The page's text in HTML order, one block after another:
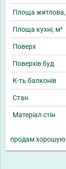
Площа житлова,
Площа кухні, м²
Поверх
Поверхів буд
К-ть балконів
Стан
Матеріал стін
продам хорошую